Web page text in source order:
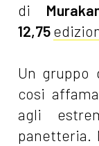
di
12,75
Un gruppo
cosi
agli
panetteria.